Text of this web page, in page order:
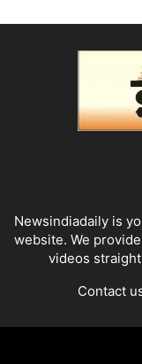
Newsindiadaily is
website. We
videos
Contact